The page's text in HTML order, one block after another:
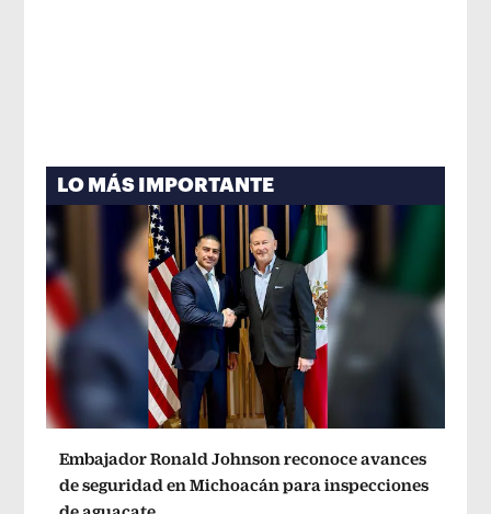
LO MÁS IMPORTANTE
Embajador Ronald Johnson reconoce avances
de seguridad en Michoacán para inspecciones